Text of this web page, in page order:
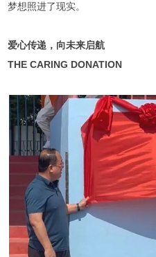
梦想照进了现实。
爱心传递，向未来启航
THE CARING DONATION